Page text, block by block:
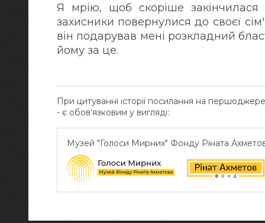
Я мрію, щоб скоріше
захисники повернулися до своєї
він подарував мені розкладний
йому за це.
При цитуванні історії посилання на
- є обов‘язковим у вигляді:
Музей "Голоси Мирних" Фонду Ріната